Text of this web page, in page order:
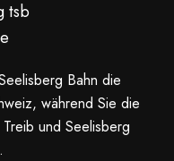
Bahn die
während Sie die
und Seelisberg